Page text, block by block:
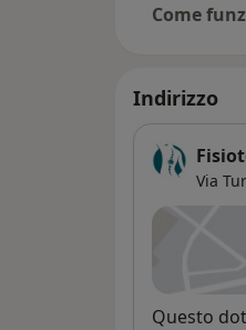
Come
Indirizzo
Via
Questo